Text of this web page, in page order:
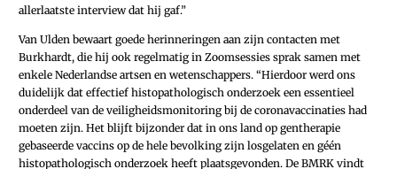
allerlaatste interview dat hij gaf.”
Van Ulden bewaart goede herinneringen aan zijn contacten met
Burkhardt, die hij ook regelmatig in Zoomsessies sprak samen met
enkele Nederlandse artsen en wetenschappers. “Hierdoor werd ons
duidelijk dat effectief histopathologisch onderzoek een essentieel
onderdeel van de veiligheidsmonitoring bij de coronavaccinaties had
moeten zijn. Het blijft bijzonder dat in ons land op gentherapie
gebaseerde vaccins op de hele bevolking zijn losgelaten en géén
histopathologisch onderzoek heeft plaatsgevonden. De BMRK vindt